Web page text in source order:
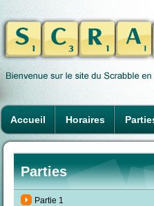
Accueil Horaires
Parties
Partie 1